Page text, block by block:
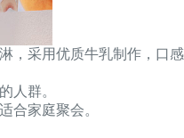
，采用优质牛乳制作，口感
人群。
合家庭聚会。